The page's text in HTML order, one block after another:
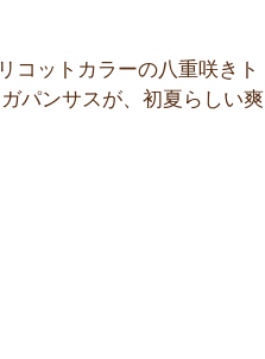
コットカラーの八重咲きト
パンサスが、初夏らしい爽